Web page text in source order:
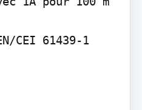
CEI 61439-1